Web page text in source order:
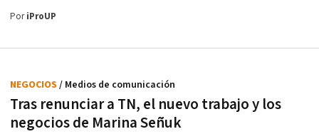
PoriProUP
Tras renunciar a TN, el nuevo trabajo y los
negocios de Marina Señuk
NEGOCIOS / Medios de comunicación